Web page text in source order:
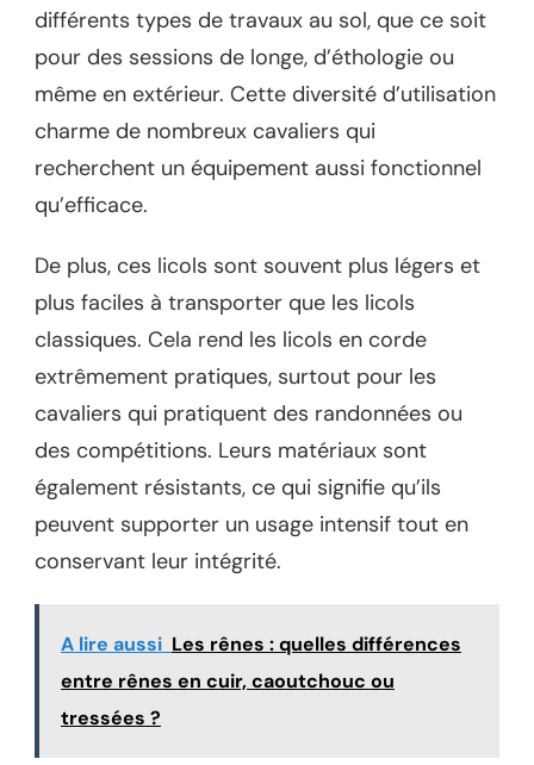
différents types de travaux au sol, que ce soit
pour des sessions de longe, d’éthologie ou
même en extérieur. Cette diversité d’utilisation
charme de nombreux cavaliers qui
recherchent un équipement aussi fonctionnel
qu’efficace.
De plus, ces licols sont souvent plus légers et
plus faciles à transporter que les licols
classiques. Cela rend les licols en corde
extrêmement pratiques, surtout pour les
cavaliers qui pratiquent des randonnées ou
des compétitions. Leurs matériaux sont
également résistants, ce qui signifie qu’ils
peuvent supporter un usage intensif tout en
conservant leur intégrité.
A lire aussi Les rênes : quelles différences
entre rênes en cuir, caoutchouc ou
tressées ?